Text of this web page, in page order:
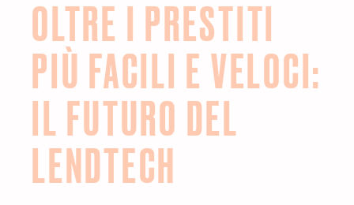
OLTRE I PRESTITI
PIÙ FACILI E VELOCI:
IL FUTURO DEL
LENDTECH